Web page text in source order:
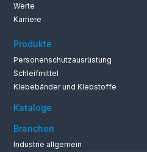
Werte
Karriere
Produkte
Personenschutzausrüstung
Schleifmittel
Klebebänder und Klebstoffe
Kataloge
Branchen
Industrie allgemein